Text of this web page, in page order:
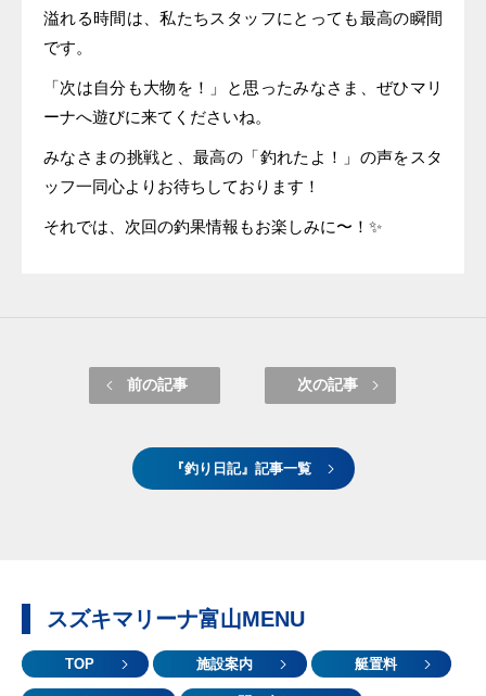
溢れる時間は、私たちスタッフにとっても最高の瞬間
です。
「次は自分も大物を！」と思ったみなさま、ぜひマリ
ーナへ遊びに来てくださいね。
みなさまの挑戦と、最高の「釣れたよ！」の声をスタ
ッフ一同心よりお待ちしております！
それでは、次回の釣果情報もお楽しみに〜！✨
前の記事 次の記事
『釣り日記』記事一覧
スズキマリーナ富山MENU
TOP 施設案内 艇置料